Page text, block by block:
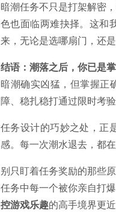
暗潮任务不只是打架解密
色也面临两难抉择。这和
来，无论是选哪扇门，还是
结语：潮落之后，你已是
暗潮确实凶猛，但掌握正
障、稳扎稳打通过限时考
任务设计的巧妙之处，正
感。每一次潮水退去，都
别只盯着任务奖励的那些原
任务中每一个被你亲自打
控游戏乐趣的高手境界更近